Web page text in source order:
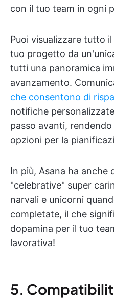
con il tuo team in ogni
Puoi visualizzare tutto
tuo progetto da
tutti una panoramica
avanzamento.
che consentono di
notifiche
passo avanti,
opzioni per la
In più, Asana ha anche
"celebrative" super
narvali e unicorni
completate, il che
dopamina per il tuo
lavorativa!
5.